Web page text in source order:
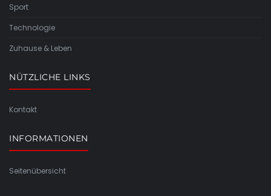
Sport
Technologie
Zuhause & Leben
NÜTZLICHE LINKS
Kontakt
INFORMATIONEN
Seitenübersicht